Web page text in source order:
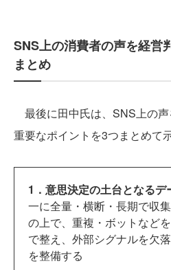
SNS上の消費者の声を経営
まとめ
最後に田中氏は、SNS上の
重要なポイントを3つまとめて示
1．意思決定の土台となるデ
一に全量・横断・長期で収
の上で、重複・ボットなど
で整え、外部シグナルを欠
を整備する